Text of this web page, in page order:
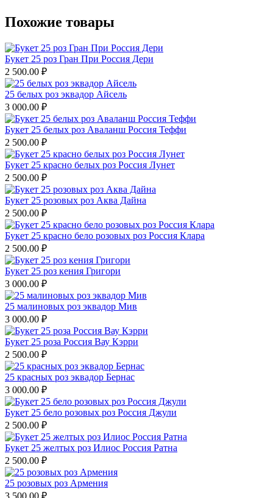
Похожие товары
Букет 25 роз Гран При Россия Дери
2 500.00 ₽
25 белых роз эквадор Айсель
3 000.00 ₽
Букет 25 белых роз Аваланш Россия Теффи
2 500.00 ₽
Букет 25 красно белых роз Россия Лунет
2 500.00 ₽
Букет 25 розовых роз Аква Дайна
2 500.00 ₽
Букет 25 красно бело розовых роз Россия Клара
2 500.00 ₽
Букет 25 роз кения Григори
3 000.00 ₽
25 малиновых роз эквадор Мив
3 000.00 ₽
Букет 25 роза Россия Вау Кэрри
2 500.00 ₽
25 красных роз эквадор Бернас
3 000.00 ₽
Букет 25 бело розовых роз Россия Джули
2 500.00 ₽
Букет 25 желтых роз Илиос Россия Ратна
2 500.00 ₽
25 розовых роз Армения